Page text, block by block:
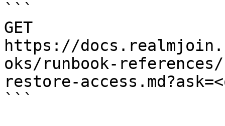
```
GET
https://
oks/runbook-
restore-
```